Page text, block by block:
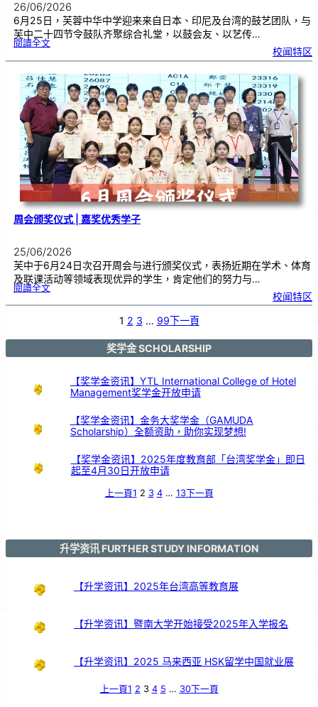
26/06/2026
6月25日，芙蓉中华中学迎来来自日本、印尼及台湾的鼓艺团队，与
芙中二十四节令鼓队齐聚综合礼堂，以鼓会友、以艺传…
閱讀全文:四
队
台
演
出
！
马
日
印
台
在
芙
中
大
舞
台
以
鼓
交
流
校闻特区
周会颁奖仪式 | 嘉奖优秀学子
25/06/2026
芙中于6月24日次召开周会与进行颁奖仪式，表扬近期在学术、体育
及联课活动等领域表现优异的学生，肯定他们的努力与…
閱讀全文:周
奖
秀
校闻特区
1 2 3 … 99下一頁
奖学金 SCHOLARSHIP
【奖学金资讯】YTL International College of Hotel
Management奖学金开放申请
【奖学金资讯】金务大奖学金（GAMUDA
Scholarship）全额资助，助你实现梦想!
【奖学金资讯】2025年度教育部「台湾奖学金」即日
起至4月30日开放申请
上一頁1 2 3 4 … 13下一頁
升学资讯 FURTHER STUDY INFORMATION
【升学资讯】2025年台湾高等教育展
【升学资讯】暨南大学开始接受2025年入学报名
【升学资讯】2025 马来西亚 HSK留学中国就业展
上一頁1 2 3 4 5 … 30下一頁